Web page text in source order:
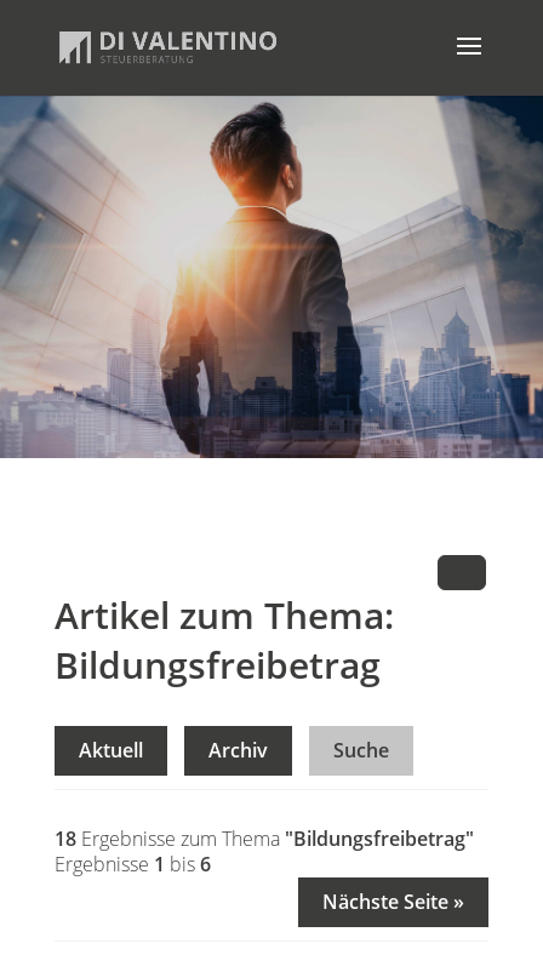
Artikel zum Thema:
Bildungsfreibetrag
Aktuell Archiv Suche
18Ergebnisse zum Thema "Bildungsfreibetrag"
Ergebnisse 1 bis6
Nächste Seite »